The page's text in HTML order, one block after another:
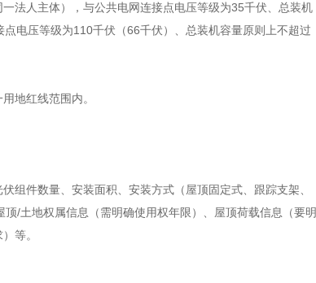
法人主体），与公共电网连接点电压等级为35千伏、总装机
电压等级为110千伏（66千伏）、总装机容量原则上不超过
地红线范围内。
组件数量、安装面积、安装方式（屋顶固定式、跟踪支架、
/土地权属信息（需明确使用权年限）、屋顶荷载信息（要明
等。